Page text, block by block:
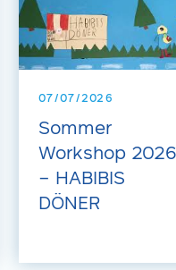
07/07/2026
Sommer
Workshop 2026
– HABIBIS
DÖNER